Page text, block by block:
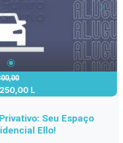
L
Seu Espaço
Ello!